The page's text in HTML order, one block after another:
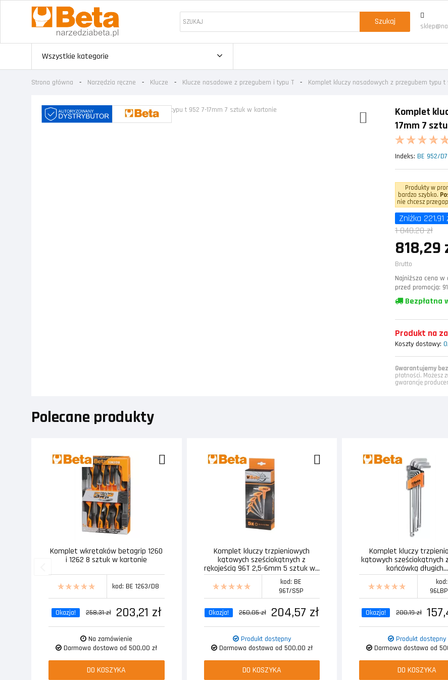
Szukaj
Wszystkie kategorie
Strona główna Narzędzia ręczne Klucze Klucze nasadowe z przegubem i typu T Komplet kluczy nasadowych z przegubem typu
Komplet
17mm 7
Indeks: BE 952/D7
Produkty w
bardzo szybko.
nie chcesz
Zniżka 221,91
1 040,20 zł
818,29
Brutto
Najniższa cena w
przed promocją:
Bezpłatna
Produkt na
Koszty dostawy:
Gwarantujemy
płatności. Możesz
gwarancję
Polecane produkty
Komplet wkrętaków betagrip 1260
i 1262 8 sztuk w kartonie
kod: BE 1263/D8
Okazja! 258,31 zł 203,21 zł
Na zamówienie
Darmowa dostawa od 500,00 zł
DO KOSZYKA
Komplet kluczy trzpieniowych
kątowych sześciokątnych z
rękojeścią 96T 2,5-6mm 5 sztuk w...
kod: BE
96T/S5P
Okazja! 260,05 zł 204,57 zł
Produkt dostępny
Darmowa dostawa od 500,00 zł
DO KOSZYKA
Komplet kluczy
kątowych sześciokątnych
końcówką długich...
Okazja! 200,19 zł
Produkt dostępny
Darmowa dostawa od
DO KOSZYKA